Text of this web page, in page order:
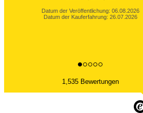
Datum der Veröffentlichung: 06.08.2026
Datum der Kauferfahrung: 27.07.2026
1,535 Bewertungen